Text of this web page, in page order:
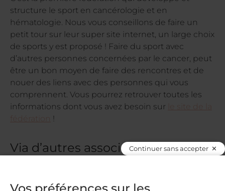
structure le sport en cancérologie et en
hématologie. Nous vous conseillons de faire un
petit tour sur leur super site internet, un large choix
de sports y est proposé ! Faire du sport avec
d’autres personnes concernées par le cancer, peut
être un bon moyen de faire des rencontres et de
nouer des liens avec des personnes qui vous
comprennent. Vous pourrez retrouver toutes les
informations dont vous avez besoin sur le site de la
fédération
!
Via d’autres associations
suffit de fouiner un peu sur internet pour en
Continuer sans accepter